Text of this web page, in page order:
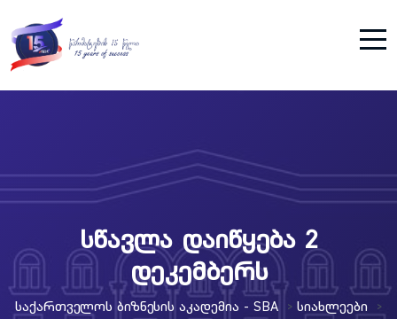
სწავლა დაიწყება 2
დეკემბერს
Საქართველოს Ბიზნესის Აკადემია - SBA > Სიახლეები >